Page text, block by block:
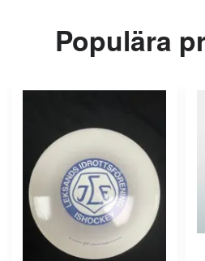
Populära